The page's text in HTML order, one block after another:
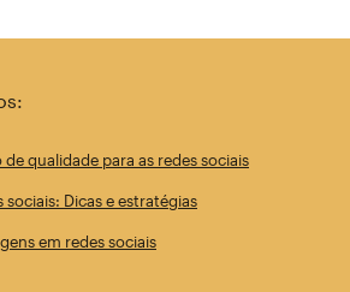
qualidade para as redes sociais
sociais: Dicas e estratégias
em redes sociais